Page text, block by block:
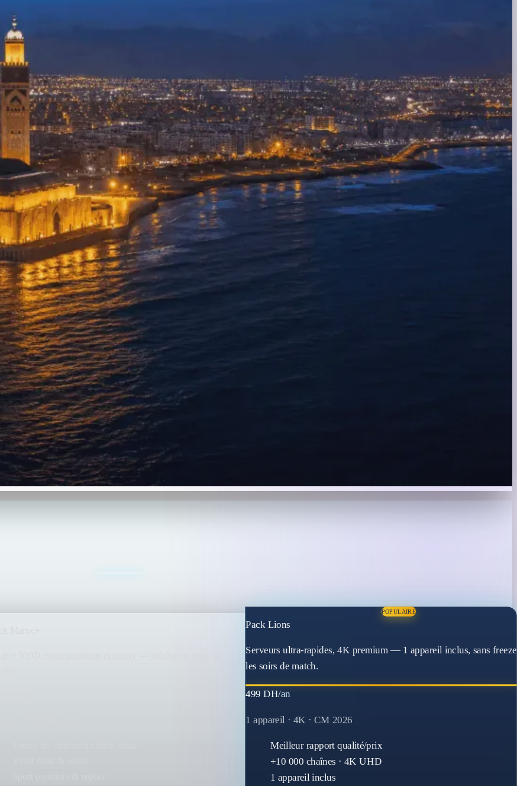
POPULAIRE
Pack Lions
Serveurs ultra-rapides, 4K premium — 1 appareil inclus, sans freeze
les soirs de match.
499 DH/an
1 appareil · 4K · CM 2026
Meilleur rapport qualité/prix
+10 000 chaînes · 4K UHD
1 appareil inclus